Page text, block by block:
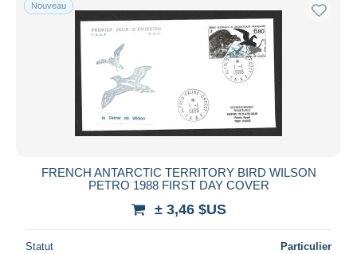
Nouveau
FRENCH ANTARCTIC TERRITORY BIRD WILSON
PETRO 1988 FIRST DAY COVER
± 3,46 $US
Statut Particulier